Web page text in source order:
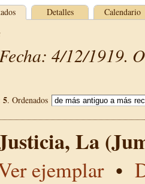
Detalles Calendario
4/12/1919.
5. Ordenados
La
ejemplar•